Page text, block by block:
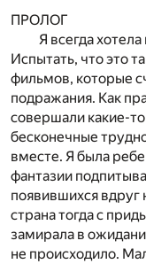
ПРОЛОГ
Я всегда
Испытать, что это
фильмов, которые
подражания. Как
совершали какие-
бесконечные
вместе. Я была
фантазии
появившихся вдруг
страна тогда с
замирала в
не происходило.